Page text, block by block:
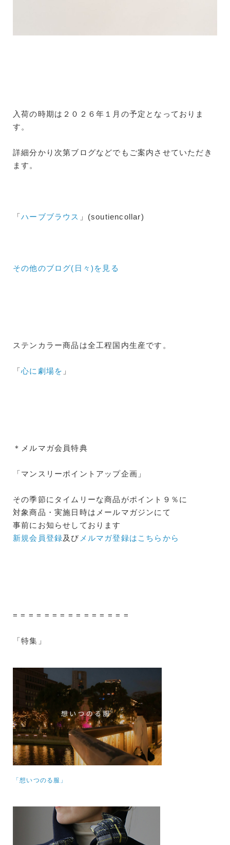
入荷の時期は２０２６年１月の予定となっておりま
す。
詳細分かり次第ブログなどでもご案内させていただき
ます。
「ハーブブラウス 」(soutiencollar)
その他のブログ(日々) を見る
ステンカラー商品は全工程国内生産です。
「心に劇場を 」
＊メルマガ会員特典
「マンスリーポイントアップ企画」
その季節にタイムリーな商品がポイント９％に
対象商品・実施日時はメールマガジンにて
事前にお知らせしております
新規会員登録及び メルマガ登録はこちらから
= = = = = = = = = = = = = = =
「特集」
「想いつのる服」